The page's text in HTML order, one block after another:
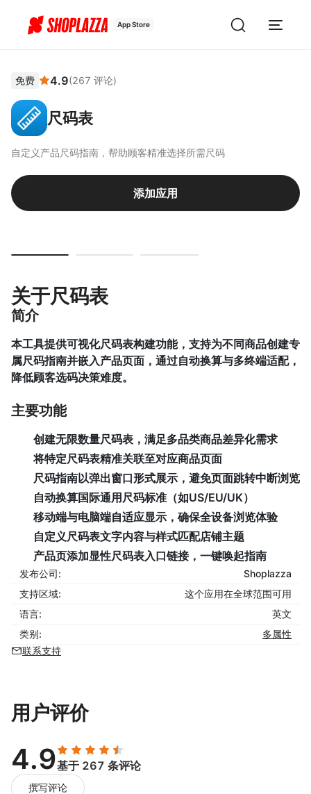
App Store
免费 4.9(267 评论)
尺码表
自定义产品尺码指南，帮助顾客精准选择所需尺码
添加应用
关于尺码表
简介
本工具提供可视化尺码表构建功能，支持为不同商品创建专
属尺码指南并嵌入产品页面，通过自动换算与多终端适配，
降低顾客选码决策难度。
主要功能
创建无限数量尺码表，满足多品类商品差异化需求
将特定尺码表精准关联至对应商品页面
尺码指南以弹出窗口形式展示，避免页面跳转中断浏览
自动换算国际通用尺码标准（如US/EU/UK）
移动端与电脑端自适应显示，确保全设备浏览体验
自定义尺码表文字内容与样式匹配店铺主题
产品页添加显性尺码表入口链接，一键唤起指南
发布公司:
Shoplazza
支持区域:
这个应用在全球范围可用
语言:
英文
类别:
多属性
联系支持
用户评价
4.9基于 267 条评论
撰写评论